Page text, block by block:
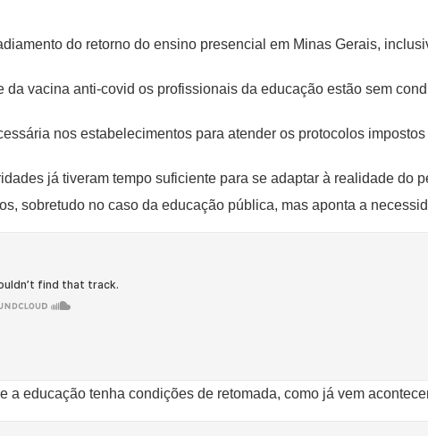
do retorno do ensino presencial em Minas Gerais,
vacina anti-covid os profissionais da educação estão sem
nos estabelecimentos para atender os protocolos
já tiveram tempo suficiente para se adaptar à realidade do
sobretudo no caso da educação pública, mas aponta a
educação tenha condições de retomada, como já vem